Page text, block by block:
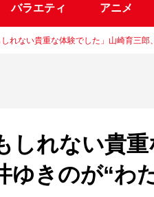
バラエティ アニメ
しれない貴重な体験でした」山崎育三
しれない貴
ゆきのが“わ